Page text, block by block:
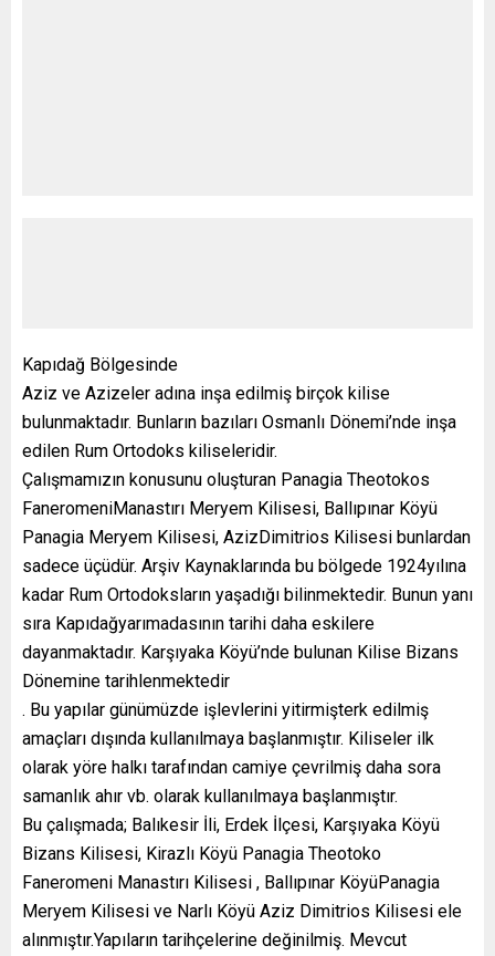
Kapıdağ Bölgesinde
Aziz ve Azizeler adına inşa edilmiş birçok kilise
bulunmaktadır. Bunların bazıları Osmanlı Dönemi’nde inşa
edilen Rum Ortodoks kiliseleridir.
Çalışmamızın konusunu oluşturan Panagia Theotokos
FaneromeniManastırı Meryem Kilisesi, Ballıpınar Köyü
Panagia Meryem Kilisesi, AzizDimitrios Kilisesi bunlardan
sadece üçüdür. Arşiv Kaynaklarında bu bölgede 1924yılına
kadar Rum Ortodoksların yaşadığı bilinmektedir. Bunun yanı
sıra Kapıdağyarımadasının tarihi daha eskilere
dayanmaktadır. Karşıyaka Köyü’nde bulunan Kilise Bizans
Dönemine tarihlenmektedir
. Bu yapılar günümüzde işlevlerini yitirmişterk edilmiş
amaçları dışında kullanılmaya başlanmıştır. Kiliseler ilk
olarak yöre halkı tarafından camiye çevrilmiş daha sora
samanlık ahır vb. olarak kullanılmaya başlanmıştır.
Bu çalışmada; Balıkesir İli, Erdek İlçesi, Karşıyaka Köyü
Bizans Kilisesi, Kirazlı Köyü Panagia Theotoko
Faneromeni Manastırı Kilisesi , Ballıpınar KöyüPanagia
Meryem Kilisesi ve Narlı Köyü Aziz Dimitrios Kilisesi ele
alınmıştır.Yapıların tarihçelerine değinilmiş. Mevcut